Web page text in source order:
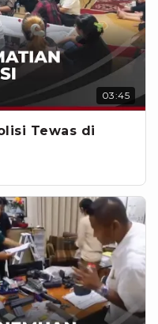
03:45
Tewas di